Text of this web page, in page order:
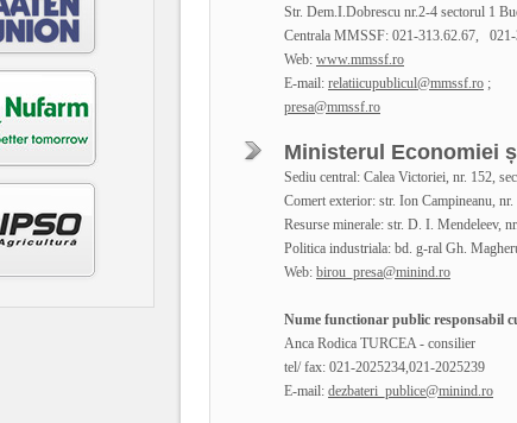
Str. Dem.I.Dobrescu nr.2-4 sectorul 1
Centrala MMSSF: 021-313.62.67,
Web: www.mmssf.ro
E-mail: relatiicupublicul@mmssf.ro ;
presa@mmssf.ro
Ministerul Economiei
Sediu central: Calea Victoriei, nr. 152,
Comert exterior: str. Ion Campineanu,
Resurse minerale: str. D. I. Mendeleev,
Politica industriala: bd. g-ral Gh.
Web: birou_presa@minind.ro
Nume functionar public responsabil
Anca Rodica TURCEA - consilier
tel/ fax: 021-2025234,021-2025239
E-mail: dezbateri_publice@minind.ro